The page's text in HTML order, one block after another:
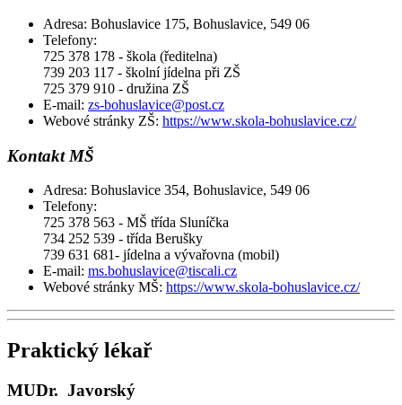
Adresa: Bohuslavice 175, Bohuslavice, 549 06
Telefony:
725 378 178 - škola (ředitelna)
739 203 117 - školní jídelna při ZŠ
725 379 910 - družina ZŠ
E-mail: zs-bohuslavice@post.cz
Webové stránky ZŠ: https://www.skola-bohuslavice.cz/
Kontakt MŠ
Adresa: Bohuslavice 354, Bohuslavice, 549 06
Telefony:
725 378 563 - MŠ třída Sluníčka
734 252 539 - třída Berušky
739 631 681- jídelna a vývařovna (mobil)
E-mail: ms.bohuslavice@tiscali.cz
Webové stránky MŠ: https://www.skola-bohuslavice.cz/
Praktický lékař
MUDr. Javorský